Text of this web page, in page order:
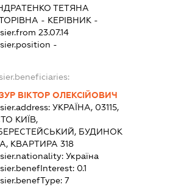
ТЕТЯНА
- КЕРІВНИК -
23.07.14
-
ВІКТОР ОЛЕКСІЙОВИЧ
УКРАЇНА, 03115,
КИЇВ,
БУДИНОК
КВАРТИРА 318
Україна
0.1
7